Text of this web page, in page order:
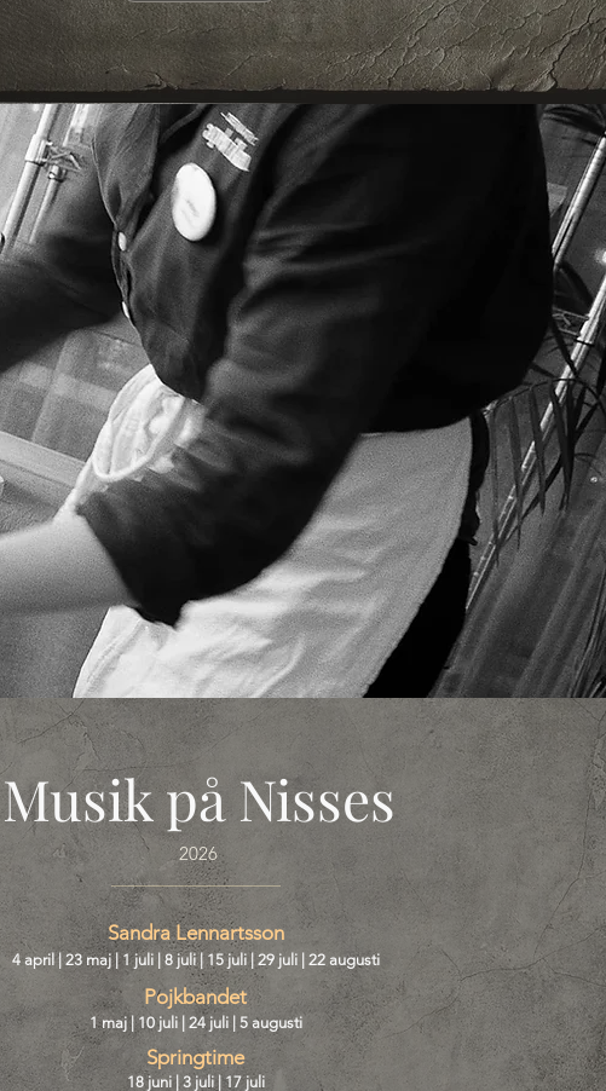
Musik på Nisses
2026
Sandra Lennartsson
4 april | 23 maj | 1 juli | 8 juli | 15 juli | 29 juli | 22 augusti
Pojkbandet
1 maj | 10 juli | 24 juli | 5 augusti
Springtime
18 juni | 3 juli | 17 juli